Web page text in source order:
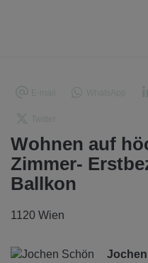
Wohnen auf
Zimmer-
Ballkon
1120 Wien